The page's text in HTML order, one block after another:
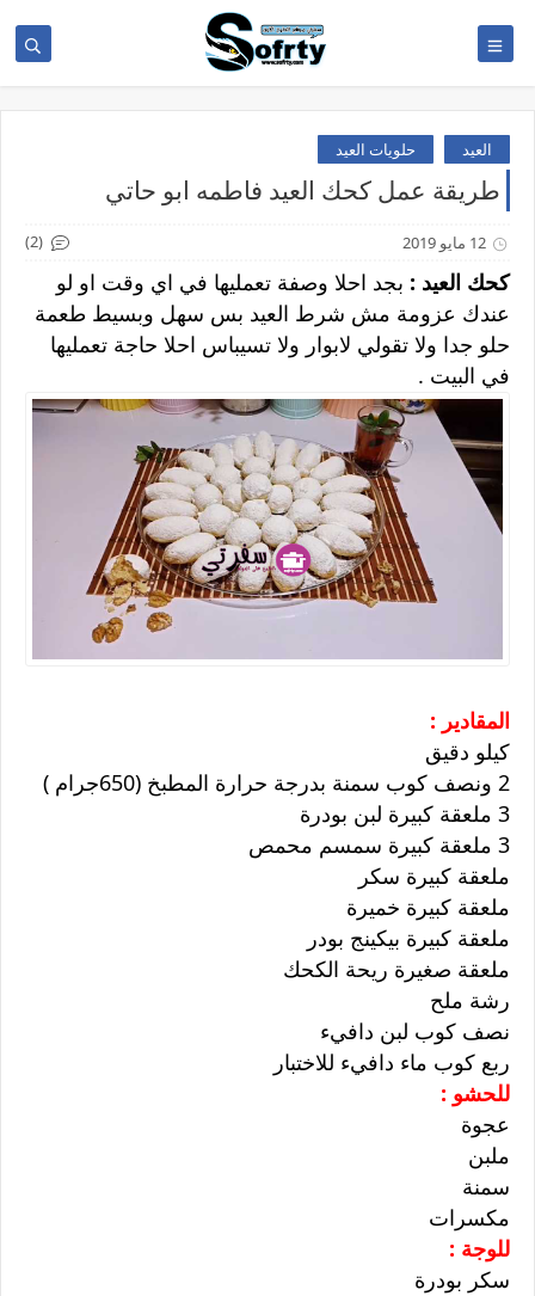
العيد حلويات العيد
طريقة عمل كحك العيد فاطمه ابو حاتي
12 مايو 2019 (2)
كحك العيد : بجد احلا وصفة تعمليها في اي وقت او لو
عندك عزومة مش شرط العيد بس سهل وبسيط طعمة
حلو جدا ولا تقولي لابوار ولا تسيباس احلا حاجة تعمليها
في البيت .
المقادير :
كيلو دقيق
2 ونصف كوب سمنة بدرجة حرارة المطبخ (650جرام )
3 ملعقة كبيرة لبن بودرة
3 ملعقة كبيرة سمسم محمص
ملعقة كبيرة سكر
ملعقة كبيرة خميرة
ملعقة كبيرة بيكينج بودر
ملعقة صغيرة ريحة الكحك
رشة ملح
نصف كوب لبن دافيء
ربع كوب ماء دافيء للاختبار
للحشو :
عجوة
ملبن
سمنة
مكسرات
للوجة :
سكر بودرة